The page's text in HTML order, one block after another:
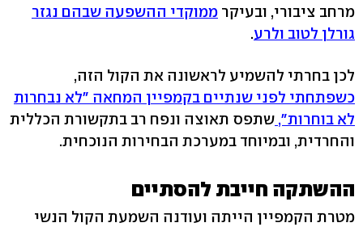
מרחב ציבורי, ובעיקר ממוקדי ההשפעה שבהם נגזר
גורלן לטוב ולרע.
לכן בחרתי להשמיע לראשונה את הקול הזה,
כשפתחתי לפני שנתיים בקמפיין המחאה "לא נבחרות
לא בוחרות", שתפס תאוצה ונפח רב בתקשורת הכללית
והחרדית, ובמיוחד במערכת הבחירות הנוכחית.
ההשתקה חייבת להסתיים
מטרת הקמפיין הייתה ועודנה השמעת הקול הנשי